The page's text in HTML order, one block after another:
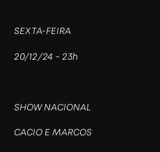
SEXTA-FEIRA
20/12/24 – 23h
SHOW NACIONAL
CACIO E MARCOS